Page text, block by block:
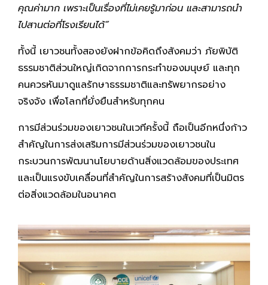
คุณค่ามาก เพราะเป็นเรื่องที่ไม่เคยรู้มาก่อน และสามารถนำ
ไปสานต่อที่โรงเรียนได้”
ทั้งนี้ เยาวชนทั้งสองยังฝากข้อคิดถึงสังคมว่า ภัยพิบัติ
ธรรมชาติส่วนใหญ่เกิดจากการกระทำของมนุษย์ และทุก
คนควรหันมาดูแลรักษาธรรมชาติและทรัพยากรอย่าง
จริงจัง เพื่อโลกที่ยั่งยืนสำหรับทุกคน
การมีส่วนร่วมของเยาวชนในเวทีครั้งนี้ ถือเป็นอีกหนึ่งก้าว
สำคัญในการส่งเสริมการมีส่วนร่วมของเยาวชนใน
กระบวนการพัฒนานโยบายด้านสิ่งแวดล้อมของประเทศ
และเป็นแรงขับเคลื่อนที่สำคัญในการสร้างสังคมที่เป็นมิตร
ต่อสิ่งแวดล้อมในอนาคต